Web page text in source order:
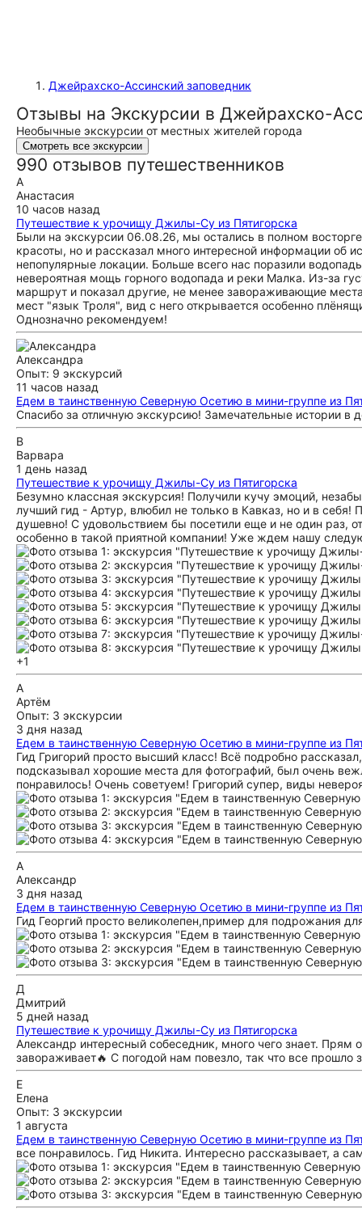
Джейрахско-Ассинский заповедник
Отзывы на Экскурсии в Джейрахско-
Необычные экскурсии от местных жителей города
Смотреть все экскурсии
990 отзывов путешественников
А
Анастасия
10 часов назад
Путешествие к урочищу Джилы-Су из Пятигорска
Были на экскурсии 06.08.26, мы остались в полном
красоты, но и рассказал много интересной информации об
непопулярные локации. Больше всего нас поразили
невероятная мощь горного водопада и реки Малка. Из-за
маршрут и показал другие, не менее завораживающие
мест "язык Троля", вид с него открывается особенно
Однозначно рекомендуем!
Александра
Опыт: 9 экскурсий
11 часов назад
Едем в таинственную Северную Осетию в мини-группе из
Спасибо за отличную экскурсию! Замечательные истории в
В
Варвара
1 день назад
Путешествие к урочищу Джилы-Су из Пятигорска
Безумно классная экскурсия! Получили кучу эмоций,
лучший гид - Артур, влюбил не только в Кавказ, но и в
душевно! С удовольствием бы посетили еще и не один раз,
особенно в такой приятной компании! Уже ждем нашу
+1
А
Артём
Опыт: 3 экскурсии
3 дня назад
Едем в таинственную Северную Осетию в мини-группе из
Гид Григорий просто высший класс! Всё подробно
подсказывал хорошие места для фотографий, был очень
понравилось! Очень советуем! Григорий супер, виды
А
Александр
3 дня назад
Едем в таинственную Северную Осетию в мини-группе из
Гид Георгий просто великолепен,пример для подрожания
Д
Дмитрий
5 дней назад
Путешествие к урочищу Джилы-Су из Пятигорска
Александр интересный собеседник, много чего знает. Прям
завораживает🔥 С погодой нам повезло, так что все
Е
Елена
Опыт: 3 экскурсии
1 августа
Едем в таинственную Северную Осетию в мини-группе из
все понравилось. Гид Никита. Интересно рассказывает, а